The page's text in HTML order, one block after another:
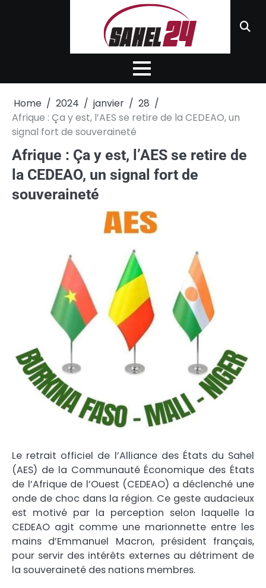
Home 2024 janvier
28
Afrique : Ça y est, l’AES se retire de la CEDEAO, un
signal fort de souveraineté
Afrique : Ça y est, l’AES se retire de
la CEDEAO, un signal fort de
souveraineté
Le retrait officiel de l’Alliance des États du Sahel
(AES) de la Communauté Économique des États
de l’Afrique de l’Ouest (CEDEAO) a déclenché une
onde de choc dans la région. Ce geste audacieux
est motivé par la perception selon laquelle la
CEDEAO agit comme une marionnette entre les
mains d’Emmanuel Macron, président français,
pour servir des intérêts externes au détriment de
la souveraineté des nations membres.